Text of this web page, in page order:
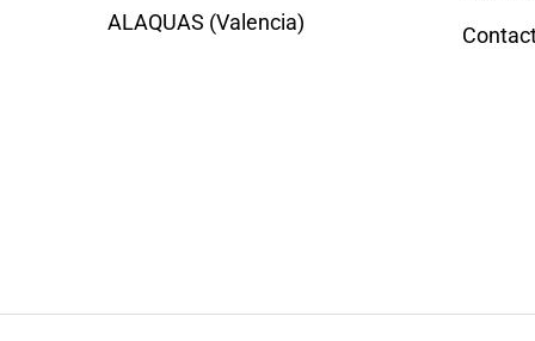
ALAQUAS (Valencia)